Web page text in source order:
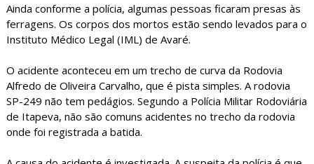
Ainda conforme a polícia, algumas pessoas ficaram presas às
ferragens. Os corpos dos mortos estão sendo levados para o
Instituto Médico Legal (IML) de Avaré.
O acidente aconteceu em um trecho de curva da Rodovia
Alfredo de Oliveira Carvalho, que é pista simples. A rodovia
SP-249 não tem pedágios. Segundo a Polícia Militar Rodoviária
de Itapeva, não são comuns acidentes no trecho da rodovia
onde foi registrada a batida.